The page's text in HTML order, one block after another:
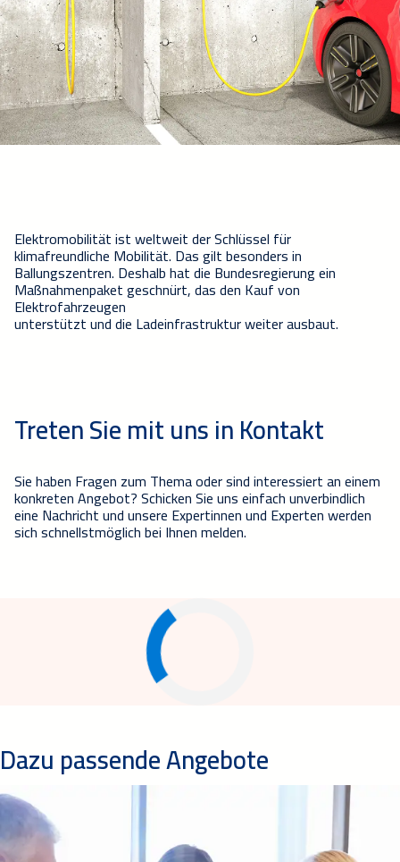
Elektromobilität ist weltweit der Schlüssel für
klimafreundliche Mobilität. Das gilt besonders in
Ballungszentren. Deshalb hat die Bundesregierung ein
Maßnahmenpaket geschnürt, das den Kauf von
Elektrofahrzeugen
unterstützt und die Ladeinfrastruktur weiter ausbaut.
Treten Sie mit uns in Kontakt
Sie haben Fragen zum Thema oder sind interessiert an einem
konkreten Angebot? Schicken Sie uns einfach unverbindlich
eine Nachricht und unsere Expertinnen und Experten werden
sich schnellstmöglich bei Ihnen melden.
Dazu passende Angebote